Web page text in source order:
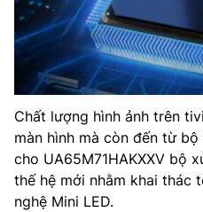
Chất lượng hình ảnh trên
màn hình mà còn đến từ
cho UA65M71HAKXXV bộ
thế hệ mới nhằm khai thác
nghệ Mini LED.